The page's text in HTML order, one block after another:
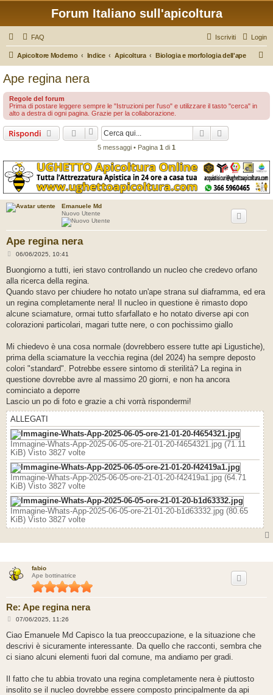
Forum Italiano sull'apicoltura
FAQ Login
Iscriviti
Apicoltore Moderno Indice Apicoltura Biologia e morfologia dell'ape
Ape regina nera
Regole del forum
Prima di postare leggere sempre le "Istruzioni per l'uso" e utilizzare il tasto "cerca" in
alto a destra di ogni pagina. Grazie per la collaborazione.
Rispondi Cerca
5 messaggi • Pagina 1 di 1
Emanuele Md
Nuovo Utente
Ape regina nera
M
s
a
g
i
o
06/06/2025, 10:41
Buongiorno a tutti, ieri stavo controllando un nucleo che credevo orfano
alla ricerca della regina.
Quando stavo per chiudere ho notato un'ape strana sul diaframma, ed era
un regina completamente nera! Il nucleo in questione è rimasto dopo
alcune sciamature, ormai tutto sfarfallato e ho notato diverse api con
colorazioni particolari, magari tutte nere, o con pochissimo giallo
Mi chiedevo è una cosa normale (dovrebbero essere tutte api Ligustiche),
prima della sciamature la vecchia regina (del 2024) ha sempre deposto
colori "standard". Potrebbe essere sintomo di sterilità? La regina in
questione dovrebbe avre al massimo 20 giorni, e non ha ancora
cominciato a deporre
Lascio un po di foto e grazie a chi vorrà rispondermi!
ALLEGATI
Immagine-Whats-App-2025-06-05-ore-21-01-20-f4654321.jpg (71.11
KiB) Visto 3827 volte
Immagine-Whats-App-2025-06-05-ore-21-01-20-f42419a1.jpg (64.71
KiB) Visto 3827 volte
Immagine-Whats-App-2025-06-05-ore-21-01-20-b1d63332.jpg (80.65
KiB) Visto 3827 volte
fabio
Ape bottinatrice
Re: Ape regina nera
M
s
a
g
o
07/06/2025, 11:26
Ciao Emanuele Md Capisco la tua preoccupazione, e la situazione che
descrivi è sicuramente interessante. Da quello che racconti, sembra che
ci siano alcuni elementi fuori dal comune, ma andiamo per gradi.
Il fatto che tu abbia trovato una regina completamente nera è piuttosto
insolito se il nucleo dovrebbe essere composto principalmente da api